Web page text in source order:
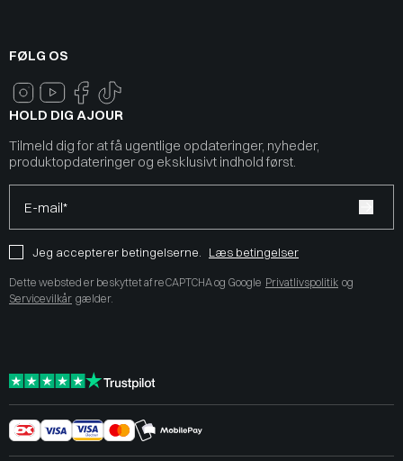
FØLG OS
HOLD DIG AJOUR
Tilmeld dig for at få ugentlige opdateringer, nyheder,
produktopdateringer og eksklusivt indhold først.
E-mail*
Jeg accepterer betingelserne. Læs betingelser
Dette websted er beskyttet af reCAPTCHA og Google Privatlivspolitik og
Servicevilkår gælder.